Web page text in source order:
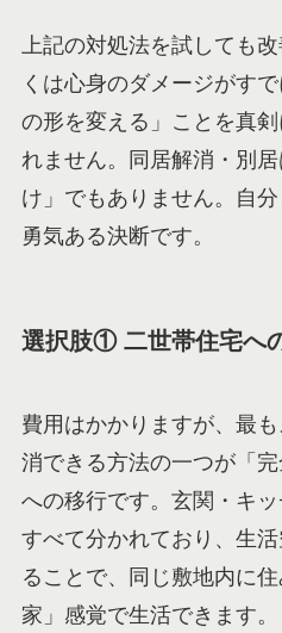
上記の対処法を試しても
くは心身のダメージがす
の形を変える」ことを真
れません。同居解消・別
け」でもありません。自分
勇気ある決断です。
選択肢① 二世帯住宅へ
費用はかかりますが、最
消できる方法の一つが「完
への移行です。玄関・キ
すべて分かれており、生
ることで、同じ敷地内に
家」感覚で生活できます。